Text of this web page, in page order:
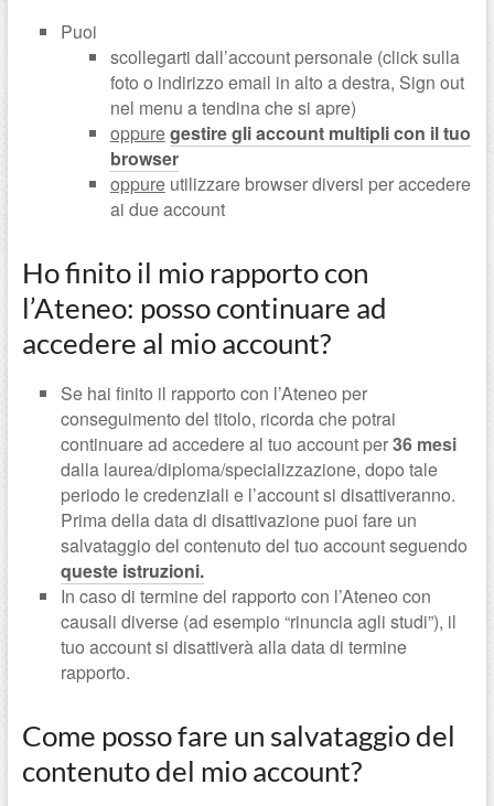
Puoi
scollegarti dall’account personale (click sulla
foto o indirizzo email in alto a destra, Sign out
nel menu a tendina che si apre)
oppuregestire gli account multipli con il tuo
browser
oppure utilizzare browser diversi per accedere
ai due account
Ho finito il mio rapporto con
l’Ateneo: posso continuare ad
accedere al mio account?
Se hai finito il rapporto con l’Ateneo per
conseguimento del titolo, ricorda che potrai
continuare ad accedere al tuo account per36 mesi
dalla laurea/diploma/specializzazione, dopo tale
periodo le credenziali e l’account si disattiveranno.
Prima della data di disattivazione puoi fare un
salvataggio del contenuto del tuo account seguendo
queste istruzioni.
In caso di termine del rapporto con l’Ateneo con
causali diverse (ad esempio “rinuncia agli studi”), il
tuo account si disattiverà alla data di termine
rapporto.
Come posso fare un salvataggio del
contenuto del mio account?